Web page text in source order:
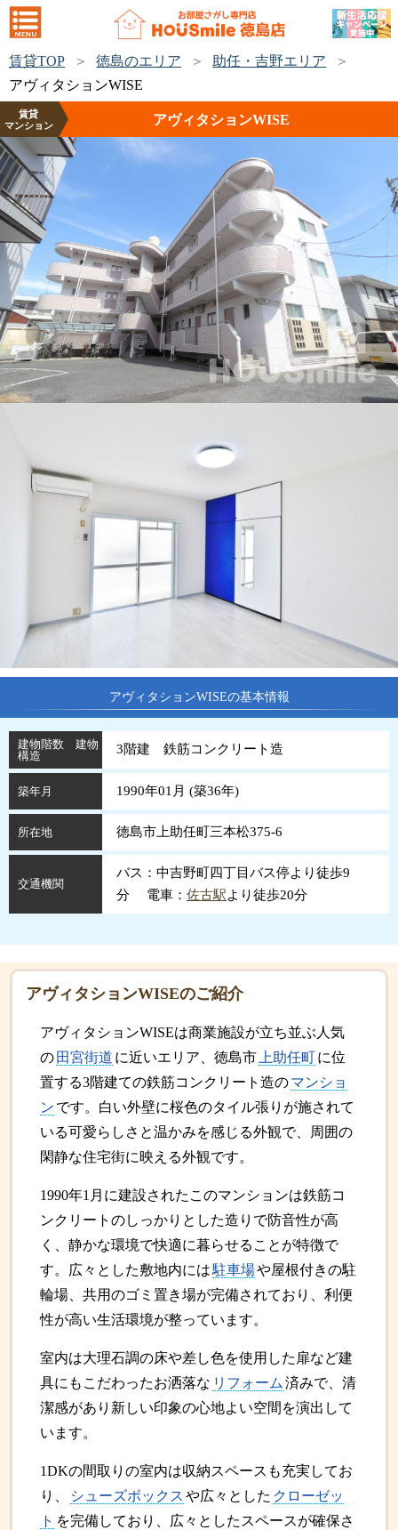
賃貸TOP 徳島のエリア
助任・吉野エリア
アヴィタションWISE
賃貸
マンション
アヴィタションWISE
アヴィタションWISEの基本情報
建物階数 建物
構造
3階建 鉄筋コンクリート造
築年月 1990年01月 (築36年)
所在地 徳島市上助任町三本松375-6
交通機関
バス：中吉野町四丁目バス停より徒歩9
分 電車： 佐古駅より徒歩20分
アヴィタションWISEのご紹介
アヴィタションWISEは商業施設が立ち並ぶ人気
の 田宮街道 に近いエリア、徳島市 上助任町に位
置する3階建ての鉄筋コンクリート造のマンショ
ン です。白い外壁に桜色のタイル張りが施されて
いる可愛らしさと温かみを感じる外観で、周囲の
閑静な住宅街に映える外観です。
1990年1月に建設されたこのマンションは鉄筋コ
ンクリートのしっかりとした造りで防音性が高
く、静かな環境で快適に暮らせることが特徴で
す。広々とした敷地内には駐車場や屋根付きの駐
輪場、共用のゴミ置き場が完備されており、利便
性が高い生活環境が整っています。
室内は大理石調の床や差し色を使用した扉など建
具にもこだわったお洒落な リフォーム 済みで、清
潔感があり新しい印象の心地よい空間を演出して
います。
1DKの間取りの室内は収納スペースも充実してお
り、
シューズボックス や広々とした クローゼッ
ト を完備しており、広々としたスペースが確保さ